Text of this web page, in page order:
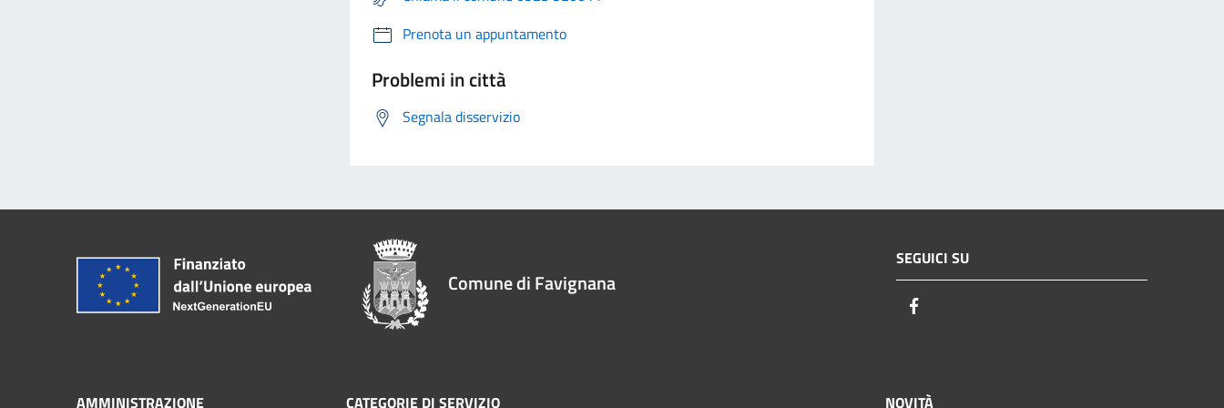
Prenota un appuntamento
Problemi in città
Segnala disservizio
Comune di Favignana
SEGUICI SU
AMMINISTRAZIONE CATEGORIE DI SERVIZIO NOVITÀ